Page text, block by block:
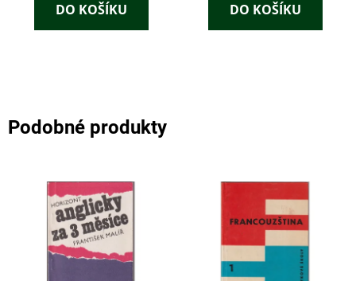
DO KOŠÍKU DO KOŠÍKU
Podobné produkty